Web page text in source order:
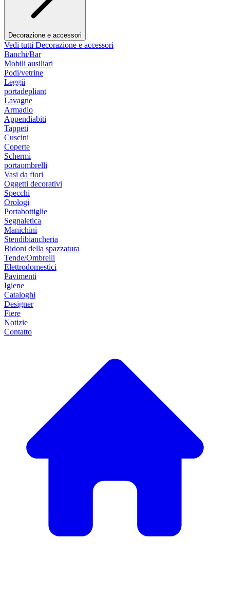
Decorazione e accessori
Vedi tutti Decorazione e accessori
Banchi/Bar
Mobili ausiliari
Podi/vetrine
Leggii
portadepliant
Lavagne
Armadio
Appendiabiti
Tappeti
Cuscini
Coperte
Schermi
portaombrelli
Vasi da fiori
Oggetti decorativi
Specchi
Orologi
Portabottiglie
Segnaletica
Manichini
Stendibiancheria
Bidoni della spazzatura
Tende/Ombrelli
Elettrodomestici
Pavimenti
Igiene
Cataloghi
Designer
Fiere
Notizie
Contatto